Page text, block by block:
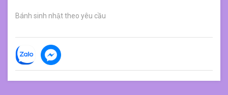
Bánh sinh nhật theo yêu cầu